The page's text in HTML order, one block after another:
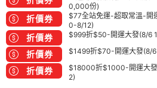
0,000份)
折價券
$77全站免運-超取常溫-開
0-8/12)
折價券 $999折$50-開運大發(8/6
折價券 $1499折$70-開運大發(8/
折價券
$18000折$1000-開運大
2)